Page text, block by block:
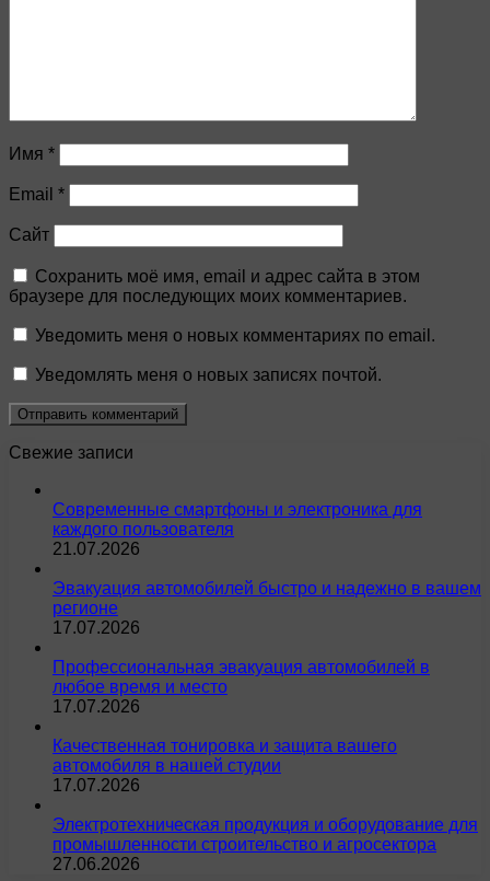
Имя *
Email *
Сайт
Сохранить моё имя, email и адрес сайта в этом
браузере для последующих моих комментариев.
Уведомить меня о новых комментариях по email.
Уведомлять меня о новых записях почтой.
Свежие записи
Современные смартфоны и электроника для
каждого пользователя
21.07.2026
Эвакуация автомобилей быстро и надежно в вашем
регионе
17.07.2026
Профессиональная эвакуация автомобилей в
любое время и место
17.07.2026
Качественная тонировка и защита вашего
автомобиля в нашей студии
17.07.2026
Электротехническая продукция и оборудование для
промышленности строительство и агросектора
27.06.2026